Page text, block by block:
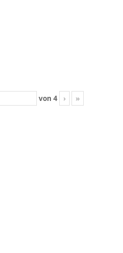
von 4 › »